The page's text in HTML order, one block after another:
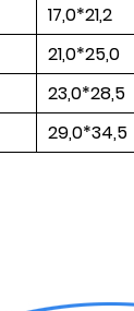
17,0*21,2
21,0*25,0
23,0*28,5
29,0*34,5